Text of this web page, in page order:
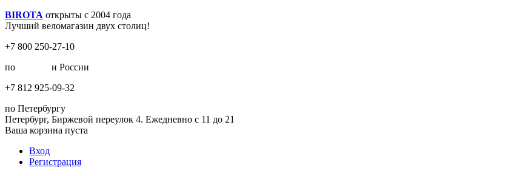
BIROTA открыты с 2004 года
Лучший веломагазин двух столиц!
+7 800 250-27-10
по
и России
+7 812 925-09-32
по Петербургу
Петербург, Биржевой переулок 4. Ежедневно с 11 до 21
Ваша корзина пуста
Вход
Регистрация